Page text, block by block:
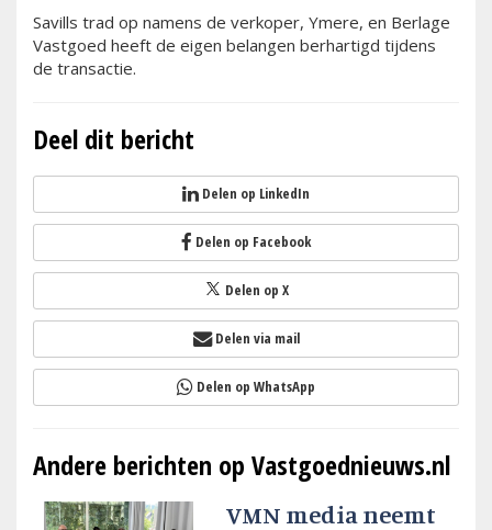
Savills trad op namens de verkoper, Ymere, en Berlage
Vastgoed heeft de eigen belangen berhartigd tijdens
de transactie.
Deel dit bericht
Delen op LinkedIn
Delen op Facebook
Delen op X
Delen via mail
Delen op WhatsApp
Andere berichten op Vastgoednieuws.nl
VMN media neemt